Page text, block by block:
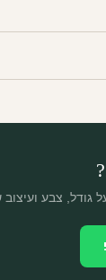
גודל, צבע